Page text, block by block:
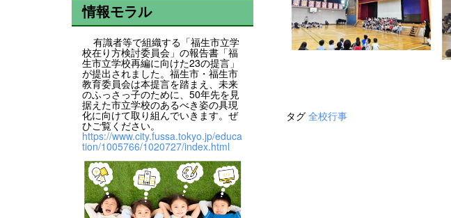
タグ 全校行事
情報モラル
有識者等で組織する「福生市立学
校在り方検討委員会」の報告書「福
生市立学校再編に向けた23の提言」
が提出されました。福生市・福生市
教育委員会は本提言を踏まえ、未来
のふっさっ子のために、50年先を見
据えた市立学校のあるべき姿の具現
化に向けて取り組んでいきます。ぜ
ひご覧ください。
https://www.city.fussa.tokyo.jp/educa
tion/1005766/1020727/index.html